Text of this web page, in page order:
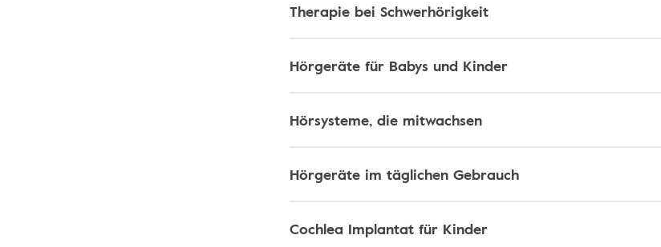
Therapie bei Schwerhörigkeit
Hörgeräte für Babys und Kinder
Hörsysteme, die mitwachsen
Hörgeräte im täglichen Gebrauch
Cochlea Implantat für Kinder